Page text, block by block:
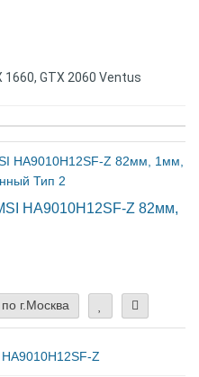
GTX 2060 Ventus
HA9010H12SF-Z 82мм,
г.Москва
HA9010H12SF-Z